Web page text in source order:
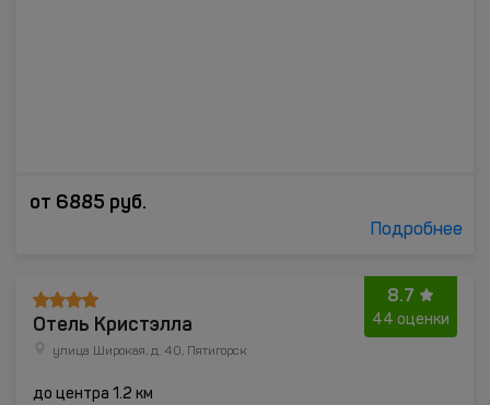
от 6885 руб.
Подробнее
8.7
44 оценки
Отель Кристэлла
улица Широкая, д. 40, Пятигорск
до центра 1.2 км